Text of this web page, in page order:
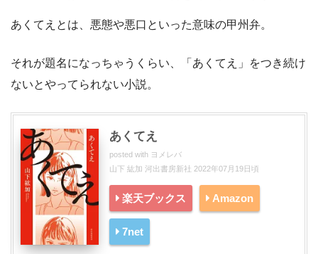
あくてえとは、悪態や悪口といった意味の甲州弁。
それが題名になっちゃうくらい、「あくてえ」をつき続け
ないとやってられない小説。
あくてえ
posted with ヨメレバ
山下 紘加 河出書房新社 2022年07月19日頃
楽天ブックス Amazon
7net